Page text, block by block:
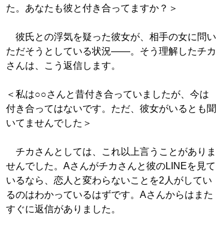
た。あなたも彼と付き合ってますか？＞
彼氏との浮気を疑った彼女が、相手の女に問い
ただそうとしている状況――。そう理解したチカ
さんは、こう返信します。
＜私は○○さんと昔付き合っていましたが、今は
付き合ってはないです。ただ、彼女がいるとも聞
いてませんでした＞
チカさんとしては、これ以上言うことがありま
せんでした。Aさんがチカさんと彼のLINEを見て
いるなら、恋人と変わらないことを2人がしてい
るのはわかっているはずです。Aさんからはまた
すぐに返信がありました。